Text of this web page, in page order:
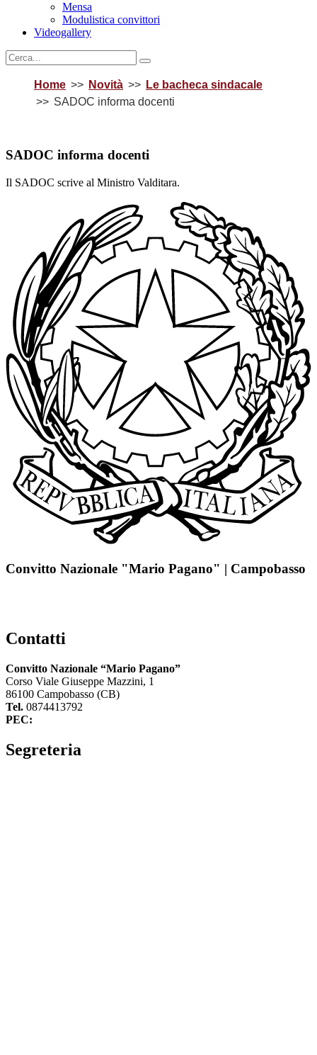
Mensa
Modulistica convittori
Videogallery
Home Novità
Le bacheca sindacale
SADOC informa docenti
SADOC informa docenti
Il SADOC scrive al Ministro Valditara.
Convitto Nazionale "Mario Pagano" | Campobasso
Contatti
Convitto Nazionale “Mario Pagano”
Corso Viale Giuseppe Mazzini, 1
86100 Campobasso (CB)
Tel. 0874413792
PEC:
Segreteria